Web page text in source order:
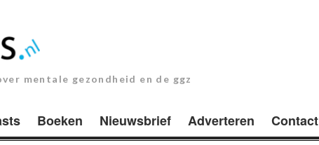
mentale gezondheid en de ggz
Boeken Nieuwsbrief Adverteren Contact